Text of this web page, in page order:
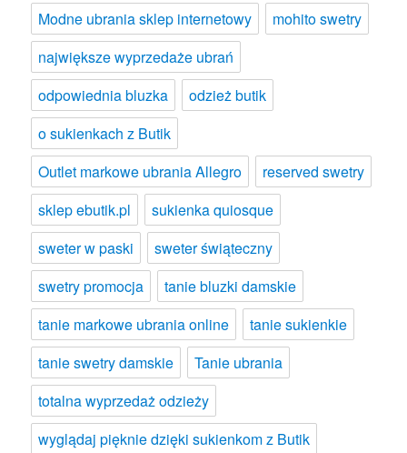
Modne ubrania sklep internetowy
mohito swetry
największe wyprzedaże ubrań
odpowiednia bluzka
odzież butik
o sukienkach z Butik
Outlet markowe ubrania Allegro
reserved swetry
sklep ebutik.pl
sukienka quiosque
sweter w paski
sweter świąteczny
swetry promocja
tanie bluzki damskie
tanie markowe ubrania online
tanie sukienkie
tanie swetry damskie
Tanie ubrania
totalna wyprzedaż odzieży
wyglądaj pięknie dzięki sukienkom z Butik